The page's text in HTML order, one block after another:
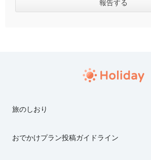
旅のしおり
おでかけプラン投稿ガイドライン